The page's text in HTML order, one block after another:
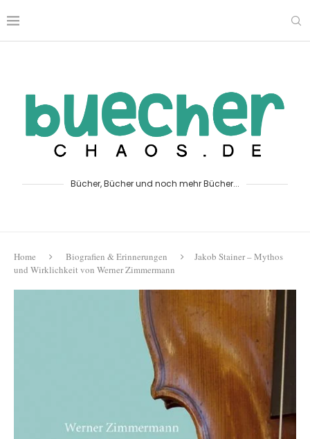
Bücher, Bücher und noch mehr Bücher...
Home Biografien & Erinnerungen
Jakob Stainer – Mythos
und Wirklichkeit von Werner Zimmermann